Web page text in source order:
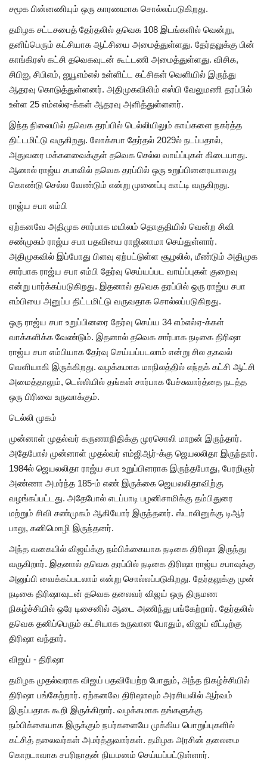
சமூக பின்னணியும் ஒரு காரணமாக சொல்லப்படுகிறது.
தமிழக சட்டசபைத் தேர்தலில் தவெக 108 இடங்களில் வென்று,
தனிப்பெரும் கட்சியாக ஆட்சியை அமைத்துள்ளது. தேர்தலுக்கு பின்
காங்கிரஸ் கட்சி தவெகவுடன் கூட்டணி அமைத்துள்ளது. விசிக,
சிபிஐ, சிபிஎம், ஐயூஎம்எல் உள்ளிட்ட கட்சிகள் வெளியில் இருந்து
ஆதரவு கொடுத்துள்ளனர். அதிமுகவிலிம் எஸ்பி வேலுமணி தரப்பில்
உள்ள 25 எம்எல்ஏ-க்கள் ஆதரவு அளித்துள்ளனர்.
இந்த நிலையில் தவெக தரப்பில் டெல்லியிலும் காய்களை நகர்த்த
திட்டமிட்டு வருகிறது. லோக்சபா தேர்தல் 2029ல் நடப்பதால்,
அதுவரை மக்களவைக்குள் தவெக செல்ல வாய்ப்புகள் கிடையாது.
ஆனால் ராஜ்ய சபாவில் தவெக தரப்பில் ஒரு உறுப்பினரையாவது
கொண்டு செல்ல வேண்டும் என்று முனைப்பு காட்டி வருகிறது.
ராஜ்ய சபா எம்பி
ஏற்கனவே அதிமுக சார்பாக மயிலம் தொகுதியில் வென்ற சிவி
சண்முகம் ராஜ்ய சபா பதவியை ராஜினாமா செய்துள்ளார்.
அதிமுகவில் இப்போது பிளவு ஏற்பட்டுள்ள சூழலில், மீண்டும் அதிமுக
சார்பாக ராஜ்ய சபா எம்பி தேர்வு செய்யப்பட வாய்ப்புகள் குறைவு
என்று பார்க்கப்படுகிறது. இதனால் தவெக தரப்பில் ஒரு ராஜ்ய சபா
எம்பியை அனுப்ப திட்டமிட்டு வருவதாக சொல்லப்படுகிறது.
ஒரு ராஜ்ய சபா உறுப்பினரை தேர்வு செய்ய 34 எம்எல்ஏ-க்கள்
வாக்களிக்க வேண்டும். இதனால் தவெக சார்பாக நடிகை திரிஷா
ராஜ்ய சபா எம்பியாக தேர்வு செய்யப்படலாம் என்று சில தகவல்
வெளியாகி இருக்கிறது. வழக்கமாக மாநிலத்தில் எந்தக் கட்சி ஆட்சி
அமைத்தாலும், டெல்லியில் தங்கள் சார்பாக பேச்சுவார்த்தை நடத்த
ஒரு பிரிவை உருவாக்கும்.
டெல்லி முகம்
முன்னாள் முதல்வர் கருணாநிதிக்கு முரசொலி மாறன் இருந்தார்.
அதேபோல் முன்னாள் முதல்வர் எம்ஜிஆர்-க்கு ஜெயலலிதா இருந்தார்.
1984ல் ஜெயலலிதா ராஜ்ய சபா உறுப்பினராக இருந்தபோது, பேரறிஞர்
அண்ணா அமர்ந்த 185-ம் எண் இருக்கை ஜெயலலிதாவிற்கு
வழங்கப்பட்டது. அதேபோல் எடப்பாடி பழனிசாமிக்கு தம்பிதுரை
மற்றும் சிவி சண்முகம் ஆகியோர் இருந்தனர். ஸ்டாலினுக்கு டிஆர்
பாலு, கனிமொழி இருந்தனர்.
அந்த வகையில் விஜய்க்கு நம்பிக்கையாக நடிகை திரிஷா இருந்து
வருகிறார். இதனால் தவெக தரப்பில் நடிகை திரிஷா ராஜ்ய சபாவுக்கு
அனுப்பி வைக்கப்படலாம் என்று சொல்லப்படுகிறது. தேர்தலுக்கு முன்
நடிகை திரிஷாவுடன் தவெக தலைவர் விஜய் ஒரு திருமண
நிகழ்ச்சியில் ஒரே டிசைனில் ஆடை அணிந்து பங்கேற்றார். தேர்தலில்
தவெக தனிப்பெரும் கட்சியாக உருவான போதும், விஜய் வீட்டிற்கு
திரிஷா வந்தார்.
விஜய் - திரிஷா
தமிழக முதல்வராக விஜய் பதவியேற்ற போதும், அந்த நிகழ்ச்சியில்
திரிஷா பங்கேற்றார். ஏற்கனவே திரிஷாவும் அரசியலில் ஆர்வம்
இருப்பதாக கூறி இருக்கிறார். வழக்கமாக தங்களுக்கு
நம்பிக்கையாக இருக்கும் நபர்களையே முக்கிய பொறுப்புகளில்
கட்சித் தலைவர்கள் அமர்த்துவார்கள். தமிழக அரசின் தலைமை
கொறடாவாக சபரிநாதன் நியமனம் செய்யப்பட்டுள்ளார்.